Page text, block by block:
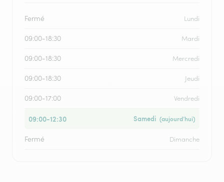
Fermé Lundi
09:00-18:30 Mardi
09:00-18:30 Mercredi
09:00-18:30 Jeudi
09:00-17:00 Vendredi
09:00-12:30 Samedi (aujourd’hui)
Fermé Dimanche